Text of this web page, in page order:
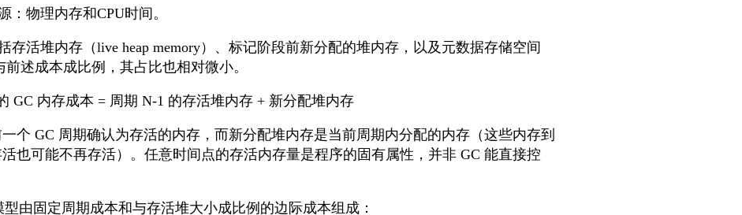
：物理内存和CPU时间。
存活堆内存（live heap memory）、标记阶段前新分配的堆内存，以及元数据存储空间
述成本成比例，其占比也相对微小。
GC 内存成本 = 周期 N-1 的存活堆内存 + 新分配堆内存
个 GC 周期确认为存活的内存，而新分配堆内存是当前周期内分配的内存（这些内存到
也可能不再存活）。任意时间点的存活内存量是程序的固有属性，并非 GC 能直接控
型由固定周期成本和与存活堆大小成比例的边际成本组成：